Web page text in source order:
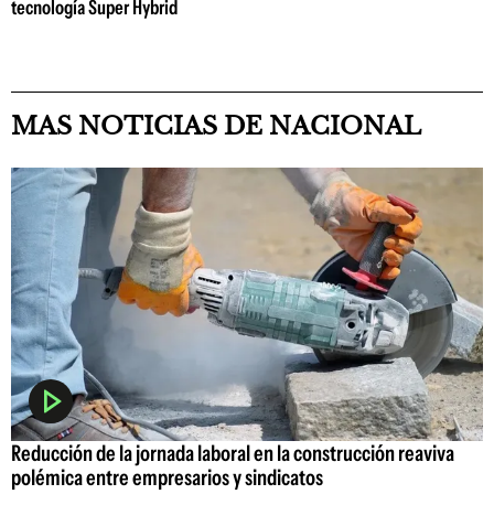
tecnología Super Hybrid
MAS NOTICIAS DE NACIONAL
Reducción de la jornada laboral en la construcción reaviva
polémica entre empresarios y sindicatos